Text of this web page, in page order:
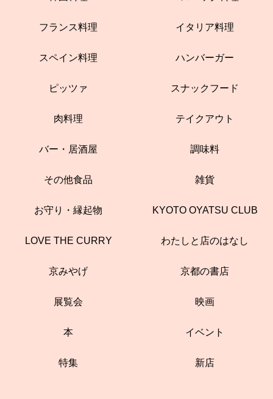
フランス料理 イタリア料理
スペイン料理 ハンバーガー
ピッツァ スナックフード
肉料理 テイクアウト
バー・居酒屋 調味料
その他食品 雑貨
お守り・縁起物 KYOTO OYATSU CLUB
LOVE THE CURRY わたしと店のはなし
京みやげ 京都の書店
展覧会 映画
本 イベント
特集 新店